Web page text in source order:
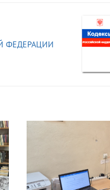
ФЕДЕРАЦИИ